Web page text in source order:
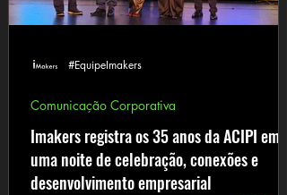
Imakers registra os 35 anos da ACIPI em
uma noite de celebração, conexões e
desenvolvimento empresarial
Comunicação Corporativa
#EquipeImakers